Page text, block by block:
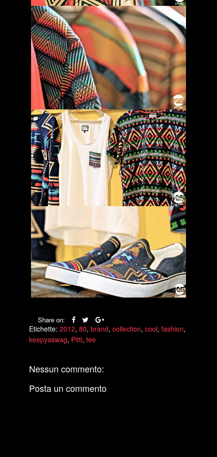
Share on:
Etichette: 2012, 80, brand, collection, cool, fashion,
keepyaswag, Pitti, tee
Nessun commento:
Posta un commento